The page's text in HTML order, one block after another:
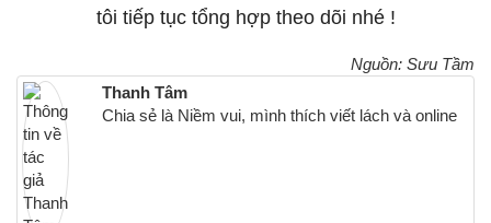
tôi tiếp tục tổng hợp theo dõi nhé !
Nguồn: Sưu Tầm
Thanh Tâm
Chia sẻ là Niềm vui, mình thích viết lách và online